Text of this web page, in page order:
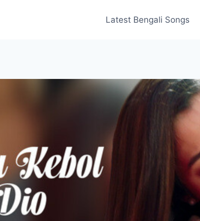
Latest Bengali Songs